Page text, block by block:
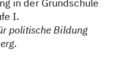
in der Grundschule
I.
politische Bildung